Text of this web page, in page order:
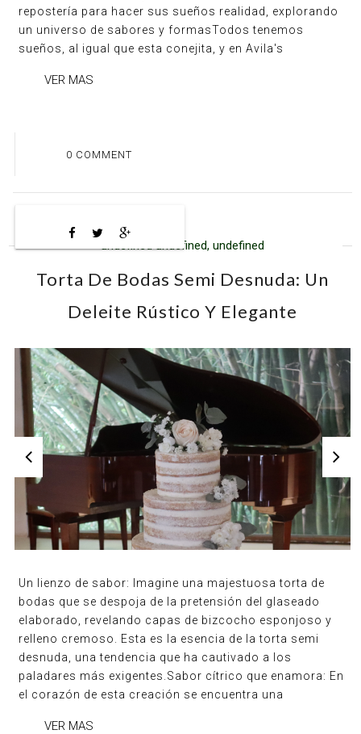
repostería para hacer sus sueños realidad, explorando
un universo de sabores y formasTodos tenemos
sueños, al igual que esta conejita, y en Avila's
VER MAS
0 COMMENT
undefined undefined, undefined
Torta De Bodas Semi Desnuda: Un
Deleite Rústico Y Elegante
Un lienzo de sabor: Imagine una majestuosa torta de
bodas que se despoja de la pretensión del glaseado
elaborado, revelando capas de bizcocho esponjoso y
relleno cremoso. Esta es la esencia de la torta semi
desnuda, una tendencia que ha cautivado a los
paladares más exigentes.Sabor cítrico que enamora: En
el corazón de esta creación se encuentra una
VER MAS